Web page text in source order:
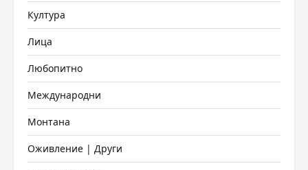
Култура
Лица
Любопитно
Международни
Монтана
Оживление | Други